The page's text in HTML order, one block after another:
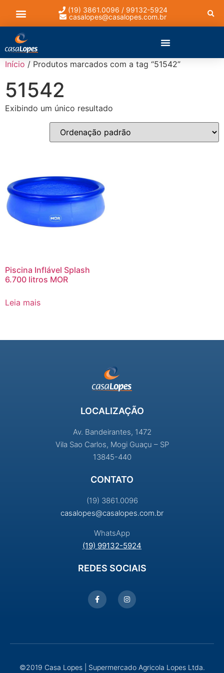
(19) 3861.0096 / 99132-5924
casalopes@casalopes.com.br
Início / Produtos marcados com a tag “51542”
51542
Exibindo um único resultado
Piscina Inflável Splash
6.700 litros MOR
Leia mais
LOCALIZAÇÃO
Av. Bandeirantes, 1472
Vila Sao Carlos, Mogi Guaçu – SP
13845-440
CONTATO
(19) 3861.0096
casalopes@casalopes.com.br
WhatsApp
(19) 99132-5924
REDES SOCIAIS
©2019 Casa Lopes | Supermercado Agricola Lopes Ltda.